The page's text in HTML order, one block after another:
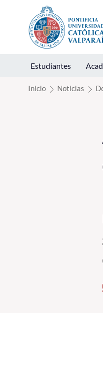
Click acá para ir directamente
Estudiantes
Inicio Noticias